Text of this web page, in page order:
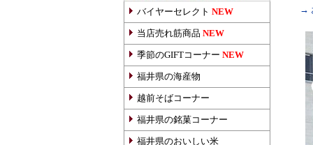
バイヤーセレクト NEW
当店売れ筋商品 NEW
季節のGIFTコーナー NEW
福井県の海産物
越前そばコーナー
福井県の銘菓コーナー
福井県のおいしい米
→